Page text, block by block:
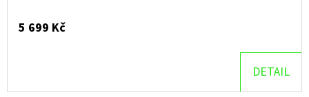
5 699 Kč
DETAIL